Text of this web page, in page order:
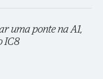
uma ponte na A1,
IC8